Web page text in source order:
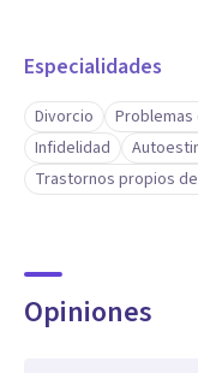
Especialidades
Divorcio
Infidelidad
Trastornos propios
Opiniones